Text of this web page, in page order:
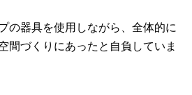
の器具を使用しながら、全体的に
間づくりにあったと自負していま